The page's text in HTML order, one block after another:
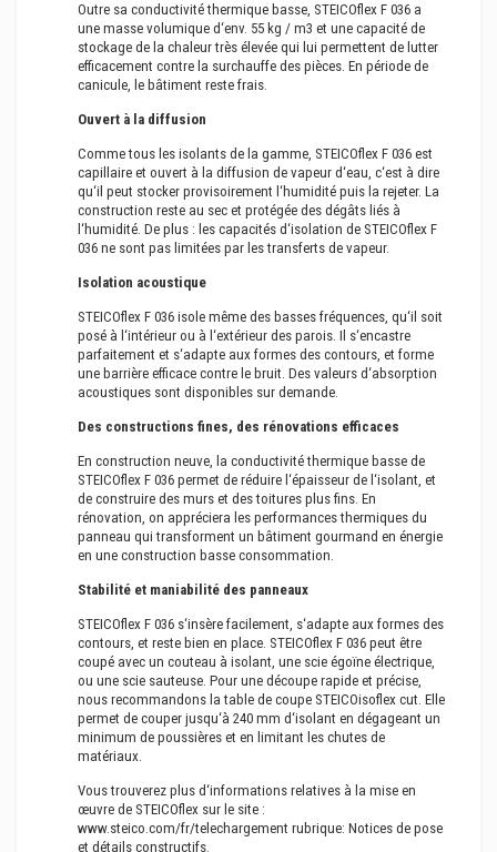
Outre sa conductivité thermique basse, STEICOflex F 036 a
une masse volumique d‘env. 55 kg / m3 et une capacité de
stockage de la chaleur très élevée qui lui permettent de lutter
efficacement contre la surchauffe des pièces. En période de
canicule, le bâtiment reste frais.
Ouvert à la diffusion
Comme tous les isolants de la gamme, STEICOflex F 036 est
capillaire et ouvert à la diffusion de vapeur d‘eau, c‘est à dire
qu‘il peut stocker provisoirement l‘humidité puis la rejeter. La
construction reste au sec et protégée des dégâts liés à
l‘humidité. De plus : les capacités d‘isolation de STEICOflex F
036 ne sont pas limitées par les transferts de vapeur.
Isolation acoustique
STEICOflex F 036 isole même des basses fréquences, qu‘il soit
posé à l‘intérieur ou à l‘extérieur des parois. Il s‘encastre
parfaitement et s‘adapte aux formes des contours, et forme
une barrière efficace contre le bruit. Des valeurs d‘absorption
acoustiques sont disponibles sur demande.
Des constructions fines, des rénovations efficaces
En construction neuve, la conductivité thermique basse de
STEICOflex F 036 permet de réduire l‘épaisseur de l‘isolant, et
de construire des murs et des toitures plus fins. En
rénovation, on appréciera les performances thermiques du
panneau qui transforment un bâtiment gourmand en énergie
en une construction basse consommation.
Stabilité et maniabilité des panneaux
STEICOflex F 036 s‘insère facilement, s‘adapte aux formes des
contours, et reste bien en place. STEICOflex F 036 peut être
coupé avec un couteau à isolant, une scie égoïne électrique,
ou une scie sauteuse. Pour une découpe rapide et précise,
nous recommandons la table de coupe STEICOisoflex cut. Elle
permet de couper jusqu‘à 240 mm d‘isolant en dégageant un
minimum de poussières et en limitant les chutes de
matériaux.
Vous trouverez plus d‘informations relatives à la mise en
œuvre de STEICOflex sur le site :
www.steico.com/fr/telechargement rubrique: Notices de pose
et détails constructifs.